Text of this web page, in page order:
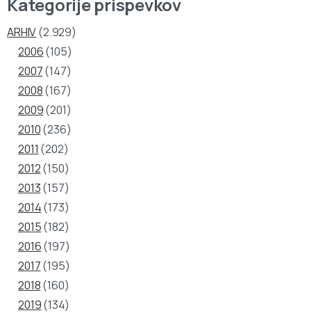
ARHIV(2.929)
2006(105)
2007(147)
2008(167)
2009(201)
2010(236)
2011 (202)
2012(150)
2013(157)
2014(173)
2015(182)
2016(197)
2017(195)
2018(160)
2019(134)